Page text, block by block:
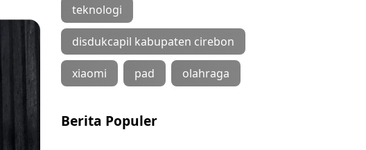
teknologi
disdukcapil kabupaten cirebon
xiaomi pad olahraga
Berita Populer